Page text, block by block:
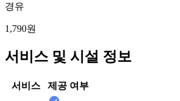
경유
1,790원
서비스 및 시설 정보
서비스 제공 여부